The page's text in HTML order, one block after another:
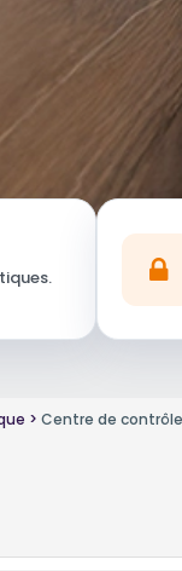
Centre de